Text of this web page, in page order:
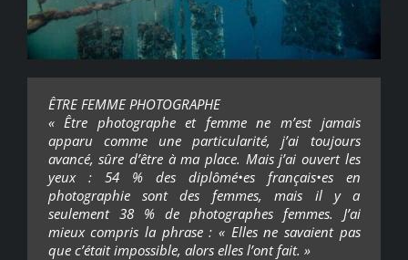
ÊTRE FEMME PHOTOGRAPHE
« Être photographe et femme ne m’est jamais
apparu comme une particularité, j’ai toujours
avancé, sûre d’être à ma place. Mais j’ai ouvert les
yeux : 54 % des diplômé•es français•es en
photographie sont des femmes, mais il y a
seulement 38 % de photographes femmes. J’ai
mieux compris la phrase : « Elles ne savaient pas
que c’était impossible, alors elles l’ont fait. »